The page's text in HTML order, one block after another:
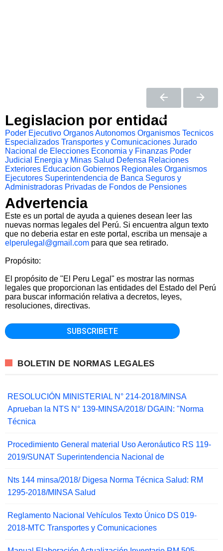
Legislacion por entidad
Poder Ejecutivo Organos Autonomos Organismos Tecnicos
Especializados Transportes y Comunicaciones Jurado
Nacional de Elecciones Economia y Finanzas Poder
Judicial
Energia y Minas Salud Defensa Relaciones
Exteriores Educacion Gobiernos Regionales Organismos
Ejecutores Superintendencia de Banca Seguros y
Administradoras Privadas de Fondos de Pensiones
Advertencia
Este es un portal de ayuda a quienes desean leer las
nuevas normas legales del Perú. Si encuentra algun texto
que no deberia estar en este portal, escriba un mensaje a
elperulegal@gmail.com para que sea retirado.
Propósito:
El propósito de "El Peru Legal" es mostrar las normas
legales que proporcionan las entidades del Estado del Perú
para buscar información relativa a decretos, leyes,
resoluciones, directivas.
BOLETIN DE NORMAS LEGALES
RESOLUCIÓN MINISTERIAL N° 214-2018/MINSA
Aprueban la NTS N° 139-MINSA/2018/ DGAIN: "Norma
Técnica
Procedimiento General material Uso Aeronáutico RS 119-
2019/SUNAT Superintendencia Nacional de
Nts 144 minsa/2018/ Digesa Norma Técnica Salud: RM
1295-2018/MINSA Salud
Reglamento Nacional Vehículos Texto Único DS 019-
2018-MTC Transportes y Comunicaciones